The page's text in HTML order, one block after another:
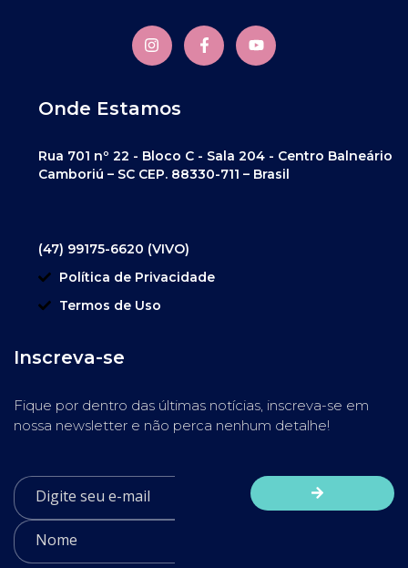
Onde Estamos
Rua 701 nº 22 - Bloco C - Sala 204 - Centro Balneário
Camboriú – SC CEP. 88330-711 – Brasil
(47) 99175-6620 (VIVO)
Política de Privacidade
Termos de Uso
Inscreva-se
Fique por dentro das últimas notícias, inscreva-se em
nossa newsletter e não perca nenhum detalhe!